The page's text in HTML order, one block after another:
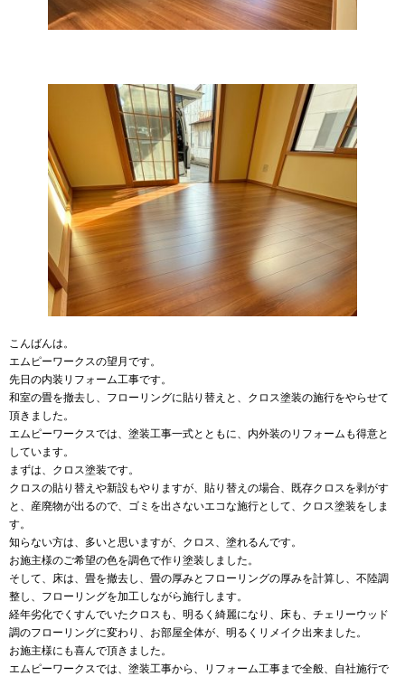
こんばんは。
エムピーワークスの望月です。
先日の内装リフォーム工事です。
和室の畳を撤去し、フローリングに貼り替えと、クロス塗装の施行をやらせて
頂きました。
エムピーワークスでは、塗装工事一式とともに、内外装のリフォームも得意と
しています。
まずは、クロス塗装です。
クロスの貼り替えや新設もやりますが、貼り替えの場合、既存クロスを剥がす
と、産廃物が出るので、ゴミを出さないエコな施行として、クロス塗装をしま
す。
知らない方は、多いと思いますが、クロス、塗れるんです。
お施主様のご希望の色を調色で作り塗装しました。
そして、床は、畳を撤去し、畳の厚みとフローリングの厚みを計算し、不陸調
整し、フローリングを加工しながら施行します。
経年劣化でくすんでいたクロスも、明るく綺麗になり、床も、チェリーウッド
調のフローリングに変わり、お部屋全体が、明るくリメイク出来ました。
お施主様にも喜んで頂きました。
エムピーワークスでは、塗装工事から、リフォーム工事まで全般、自社施行で